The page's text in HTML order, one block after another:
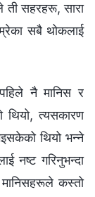
ती सहरहरू, सारा
सबै थोकलाई
नै मानिस र
थियो, त्यसकारण
थियो भन्‍ने
नष्ट गरिनुभन्दा
कस्तो